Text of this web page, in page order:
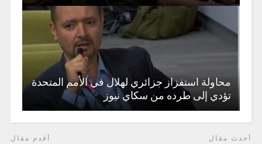
محاولة استفزاز جزائري لهلال في الأمم المتحدة
تؤدي إلى طرده من سكاي نيوز
أحدث مقال أقدم مقال